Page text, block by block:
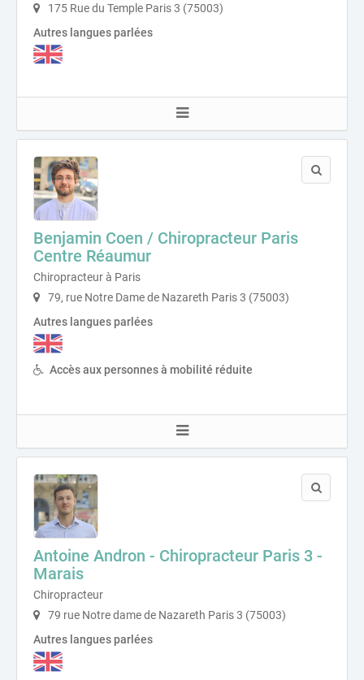
175 Rue du Temple Paris 3 (75003)
Autres langues parlées
Benjamin Coen / Chiropracteur Paris
Centre Réaumur
Chiropracteur à Paris
79, rue Notre Dame de Nazareth Paris 3 (75003)
Autres langues parlées
Accès aux personnes à mobilité réduite
Antoine Andron - Chiropracteur Paris 3 -
Marais
Chiropracteur
79 rue Notre dame de Nazareth Paris 3 (75003)
Autres langues parlées